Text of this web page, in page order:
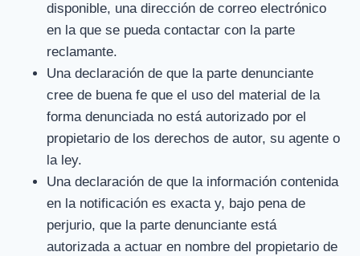
disponible, una dirección de correo electrónico
en la que se pueda contactar con la parte
reclamante.
Una declaración de que la parte denunciante
cree de buena fe que el uso del material de la
forma denunciada no está autorizado por el
propietario de los derechos de autor, su agente o
la ley.
Una declaración de que la información contenida
en la notificación es exacta y, bajo pena de
perjurio, que la parte denunciante está
autorizada a actuar en nombre del propietario de